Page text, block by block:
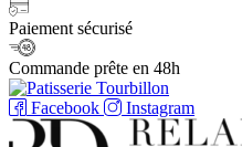
Paiement sécurisé
Commande prête en 48h
Facebook Instagram